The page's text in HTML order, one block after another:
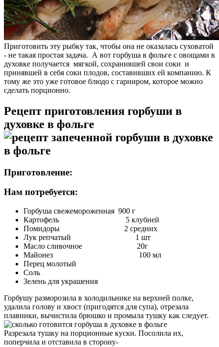
Приготовить эту рыбку так, чтобы она не оказалась суховатой
- не такая простая задача. А вот горбуша в фольге с овощами в
духовке получается мягкой, сохранившей свои соки и
принявшей в себя соки плодов, составивших ей компанию. К
тому же это уже готовое блюдо с гарниром, которое можно
сделать порционно.
Рецепт приготовления горбуши в
духовке в фольге
Приготовление:
Нам потребуется:
Горбуша свежемороженная 900 г
Картофель 5 клубней
Помидоры 2 средних
Лук репчатый 1 шт
Масло сливочное 20г
Майонез 100 мл
Перец молотый
Соль
Зелень для украшения
Горбушу разморозила в холодильнике на верхней полке,
удалила голову и хвост (пригодятся для супа), отрезала
плавники, вычистила брюшко и промыла тушку как следует.
Разрезала тушку на порционные куски. Посолила их,
поперчила и отставила в сторону-